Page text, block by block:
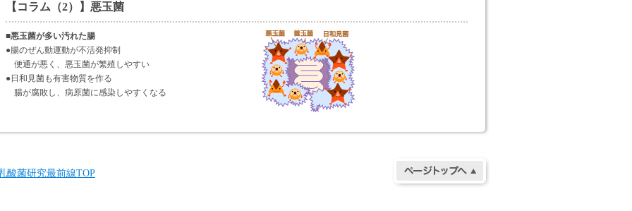
【コラム（2）】悪玉菌
■悪玉菌が多い汚れた腸
●腸のぜん動運動が不活発抑制
便通が悪く、悪玉菌が繁殖しやすい
●日和見菌も有害物質を作る
腸が腐敗し、病原菌に感染しやすくなる
酸菌研究最前線TOP